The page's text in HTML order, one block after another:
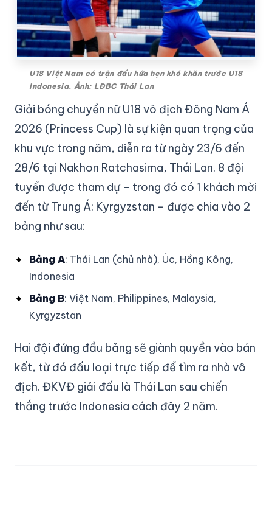
U18 Việt Nam có trận đấu hứa hẹn khó khăn trước U18
Indonesia. Ảnh: LĐBC Thái Lan
Giải bóng chuyền nữ U18 vô địch Đông Nam Á
2026 (Princess Cup) là sự kiện quan trọng của
khu vực trong năm, diễn ra từ ngày 23/6 đến
28/6 tại Nakhon Ratchasima, Thái Lan. 8 đội
tuyển được tham dự – trong đó có 1 khách mời
đến từ Trung Á: Kyrgyzstan – được chia vào 2
bảng như sau:
Bảng A: Thái Lan (chủ nhà), Úc, Hồng Kông,
Indonesia
Bảng B: Việt Nam, Philippines, Malaysia,
Kyrgyzstan
Hai đội đứng đầu bảng sẽ giành quyền vào bán
kết, từ đó đấu loại trực tiếp để tìm ra nhà vô
địch. ĐKVĐ giải đấu là Thái Lan sau chiến
thắng trước Indonesia cách đây 2 năm.